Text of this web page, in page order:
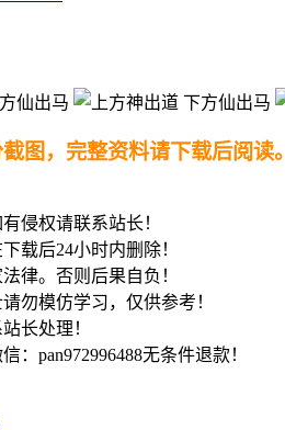
图，完整资料请下载后阅读。
侵权请联系站长！
载后24小时内删除！
律。否则后果自负！
勿模仿学习，仅供参考！
长处理！
：pan972996488无条件退款！